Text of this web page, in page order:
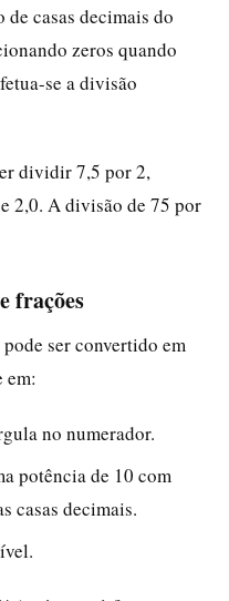
casas decimais do
zeros quando
se a divisão
dividir 7,5 por 2,
2,0. A divisão de 75 por
frações
ser convertido em
em:
no numerador.
potência de 10 com
casas decimais.